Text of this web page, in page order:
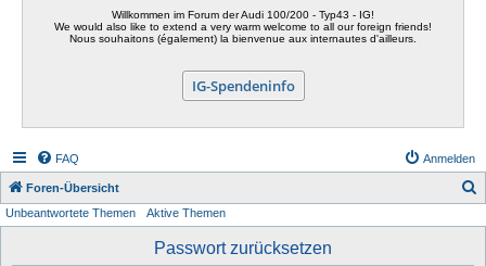
Willkommen im Forum der Audi 100/200 - Typ43 - IG!
We would also like to extend a very warm welcome to all our foreign friends!
Nous souhaitons (également) la bienvenue aux internautes d'ailleurs.
IG-Spendeninfo
FAQ Anmelden
Foren-Übersicht
Unbeantwortete Themen Aktive Themen
Passwort zurücksetzen